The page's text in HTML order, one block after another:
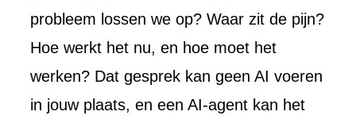
probleem lossen we op? Waar zit de pijn?
Hoe werkt het nu, en hoe moet het
werken? Dat gesprek kan geen AI voeren
in jouw plaats, en een AI-agent kan het